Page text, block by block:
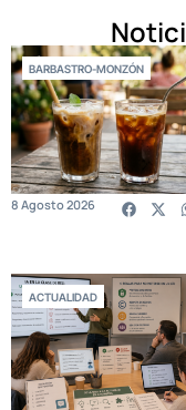
BARBASTRO-MONZÓN
8 Agosto 2026
ACTUALIDAD